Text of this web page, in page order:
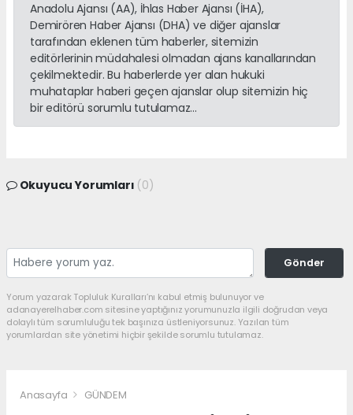
Anadolu Ajansı (AA), İhlas Haber Ajansı (İHA),
Demirören Haber Ajansı (DHA) ve diğer ajanslar
tarafından eklenen tüm haberler, sitemizin
editörlerinin müdahalesi olmadan ajans kanallarından
çekilmektedir. Bu haberlerde yer alan hukuki
muhataplar haberi geçen ajanslar olup sitemizin hiç
bir editörü sorumlu tutulamaz...
Okuyucu Yorumları (0)
Gönder
Yorum yazarak Topluluk Kuralları’nı kabul etmiş bulunuyor ve
adanayerelhaber.com sitesine yaptığınız yorumunuzla ilgili doğrudan veya
dolaylı tüm sorumluluğu tek başınıza üstleniyorsunuz. Yazılan tüm
yorumlardan site yönetimi hiçbir şekilde sorumlu tutulamaz.
Anasayfa GÜNDEM